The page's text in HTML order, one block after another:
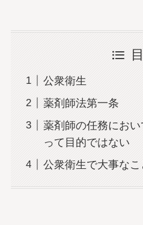
公衆衛生
薬剤師法第一条
薬剤師の任務にお
って目的ではない
公衆衛生で大事なこ